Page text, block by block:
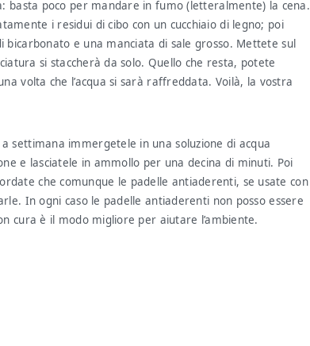
poco per mandare in fumo (letteralmente) la cena.
i residui di cibo con un cucchiaio di legno; poi
bicarbonato e una manciata di sale grosso. Mettete sul
si staccherà da solo. Quello che resta, potete
volta che l’acqua si sarà raffreddata. Voilà, la vostra
settimana immergetele in una soluzione di acqua
e lasciatele in ammollo per una decina di minuti. Poi
che comunque le padelle antiaderenti, se usate con
In ogni caso le padelle antiaderenti non posso essere
cura è il modo migliore per aiutare l’ambiente.